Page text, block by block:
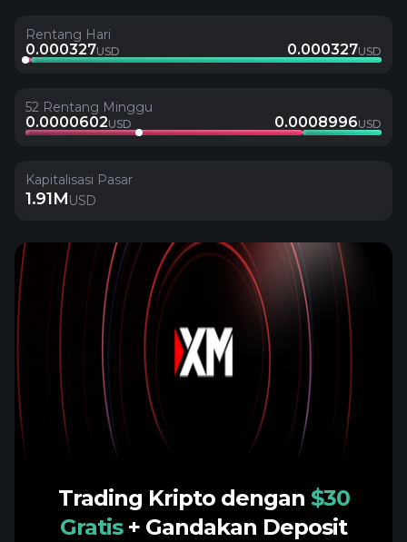
Rentang Hari
0.000327USD 0.000327USD
52 Rentang Minggu
0.0000602USD 0.0008996USD
Kapitalisasi Pasar
1.91MUSD
Trading Kripto dengan $30
Gratis + Gandakan Deposit